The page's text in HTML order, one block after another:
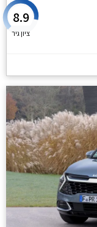
8.9
ציון גיר